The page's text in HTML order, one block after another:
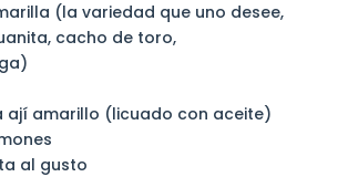
(la variedad que uno desee,
cacho de toro,
ají amarillo (licuado con aceite)
al gusto